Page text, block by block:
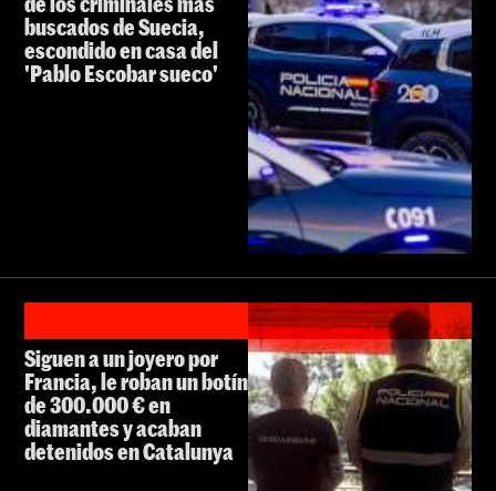
buscados de Suecia,
escondido en casa del
'Pablo Escobar sueco'
Siguen a un joyero por
Francia, le roban un botín
de 300.000 € en
diamantes y acaban
detenidos en Catalunya